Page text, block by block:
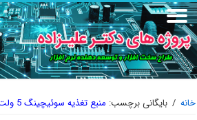
خانه / بایگانی برچسب: منبع تغذیه سوئیچینگ 5 ولت 50 آمپر